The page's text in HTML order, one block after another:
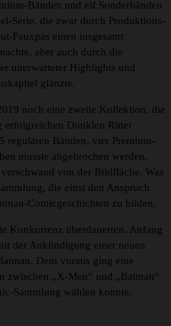
Bänden und elf Sonderbänden
Serie, die zwar durch Produktions-
Fauxpas einen insgesamt
aber auch durch die
unerwarteter Highlights und
glänzte.
noch eine zweite Kollektion, die
erfolgreichen Dunklen Ritter
regulären Bänden, vier Premium-
musste abgebrochen werden,
von der Bildfläche. Was
die einst den Anspruch
Comicgeschichten zu bilden.
Konkurrenz überdauerten. Anfang
der Ankündigung einer neuen
Dem voraus ging eine
zwischen „X-Men“ und „Batman“
Sammlung wählen konnte.